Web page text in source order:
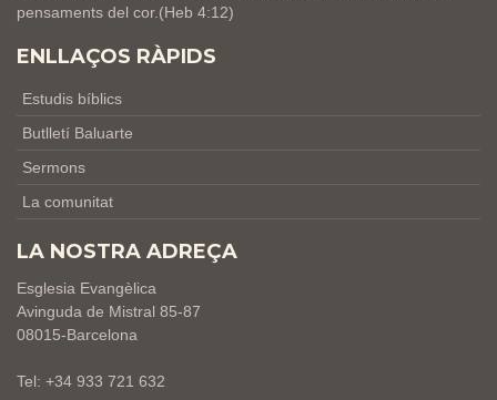
pensaments del cor.(Heb 4:12)
ENLLAÇOS RÀPIDS
Estudis bíblics
Butlletí Baluarte
Sermons
La comunitat
LA NOSTRA ADREÇA
Esglesia Evangèlica
Avinguda de Mistral 85-87
08015-Barcelona
Tel: +34 933 721 632